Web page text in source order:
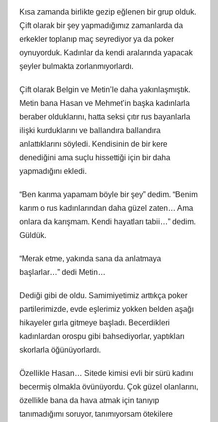
Kısa zamanda birlikte gezip eğlenen bir grup olduk.
Çift olarak bir şey yapmadığımız zamanlarda da
erkekler toplanıp maç seyrediyor ya da poker
oynuyorduk. Kadınlar da kendi aralarında yapacak
şeyler bulmakta zorlanmıyorlardı.
Çift olarak Belgin ve Metin’le daha yakınlaşmıştık.
Metin bana Hasan ve Mehmet’in başka kadınlarla
beraber olduklarını, hatta seksi çıtır rus bayanlarla
ilişki kurduklarını ve ballandıra ballandıra
anlattıklarını söyledi. Kendisinin de bir kere
denediğini ama suçlu hissettiği için bir daha
yapmadığını ekledi.
“Ben karıma yapamam böyle bir şey” dedim. “Benim
karım o rus kadınlarından daha güzel zaten… Ama
onlara da karışmam. Kendi hayatları tabii…” dedim.
Güldük.
“Merak etme, yakında sana da anlatmaya
başlarlar…” dedi Metin…
Dediği gibi de oldu. Samimiyetimiz arttıkça poker
partilerimizde, evde eşlerimiz yokken belden aşağı
hikayeler gırla gitmeye başladı. Becerdikleri
kadınlardan orospu gibi bahsediyorlar, yaptıkları
skorlarla öğünüyorlardı.
Özellikle Hasan… Sitede kimisi evli bir sürü kadını
becermiş olmakla övünüyordu. Çok güzel olanlarını,
özellikle bana da hava atmak için tanıyıp
tanımadığımı soruyor, tanımıyorsam ötekilere